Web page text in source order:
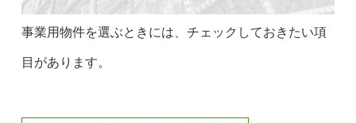
事業用物件を選ぶときには、チェックしておきたい項
目があります。